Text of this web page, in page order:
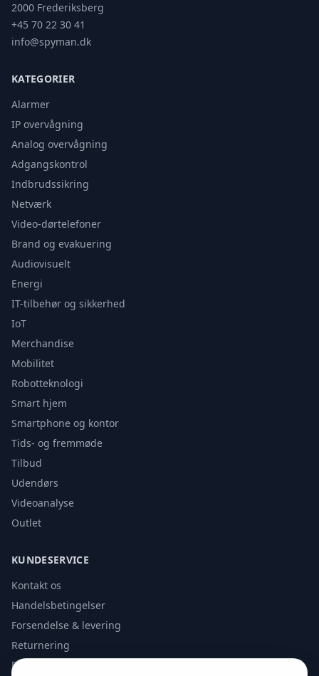
2000 Frederiksberg
+45 70 22 30 41
info@spyman.dk
KATEGORIER
Alarmer
IP overvågning
Analog overvågning
Adgangskontrol
Indbrudssikring
Netværk
Video-dørtelefoner
Brand og evakuering
Audiovisuelt
Energi
IT-tilbehør og sikkerhed
IoT
Merchandise
Mobilitet
Robotteknologi
Smart hjem
Smartphone og kontor
Tids- og fremmøde
Tilbud
Udendørs
Videoanalyse
Outlet
KUNDESERVICE
Kontakt os
Handelsbetingelser
Forsendelse & levering
Returnering
Privatlivspolitik